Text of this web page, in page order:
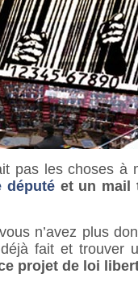
pas les choses
député et un mail
n’avez plus
fait et trouver
projet de loi